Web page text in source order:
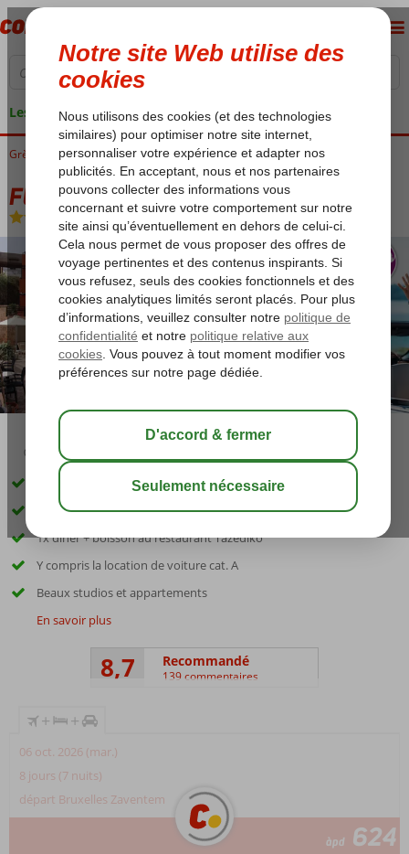
Les garanties de vacances
Grèce Crète Koutouloufari Fly & Go Kristi Appartements Culinaire
Fly & Go Kristi Appartements Culinaire
Logement-Appartement
03:30 sauver
1x dîner + boisson au restaurant Avra
1x dîner + boisson au restaurant familial Veranda
1x dîner + boisson au restaurant Tazediko
Y compris la location de voiture cat. A
Beaux studios et appartements
En savoir plus
8,7 Recommandé
139 commentaires
+ +
06 oct. 2026 (mar.)
8 jours (7 nuits)
départ Bruxelles Zaventem
àpd 624